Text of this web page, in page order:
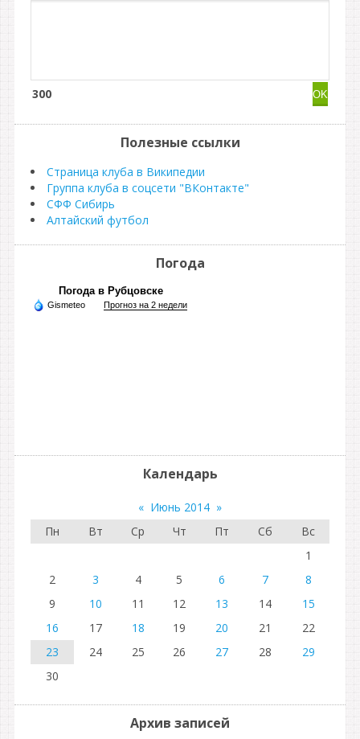
300
Полезные ссылки
Страница клуба в Википедии
Группа клуба в соцсети "ВКонтакте"
СФФ Сибирь
Алтайский футбол
Погода
Погода в Рубцовске
Gismeteo Прогноз на 2 недели
Календарь
« Июнь 2014 »
Пн
Вт Ср Чт Пт Сб
Вс
1
2
3 4 5 6 7
8
9
10 11 12 13 14
15
16
17 18 19 20 21
22
23
24 25 26 27 28
29
30
Архив записей